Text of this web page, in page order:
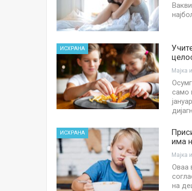
ИСХРАНА
Мајка
само
ИСХРАНА
има
Мајка
Оваа
на